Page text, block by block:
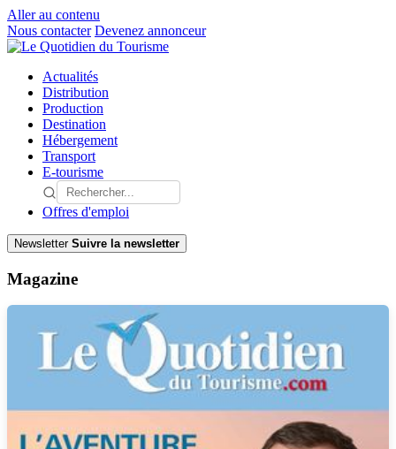
Aller au contenu
Nous contacter Devenez annonceur
Actualités
Distribution
Production
Destination
Hébergement
Transport
E-tourisme
Offres d'emploi
Newsletter Suivre la newsletter
Magazine